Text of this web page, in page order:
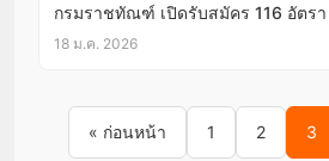
กรมราชทัณฑ์ เปิดรับสมัคร 116 อัตรา
18 ม.ค. 2026
Posts pagination
« ก่อนหน้า 1 2 3